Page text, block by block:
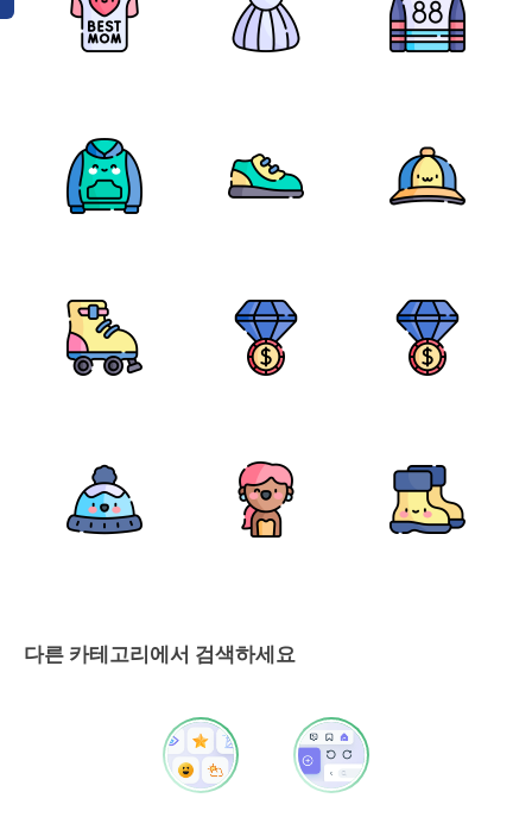
다른 카테고리에서 검색하세요